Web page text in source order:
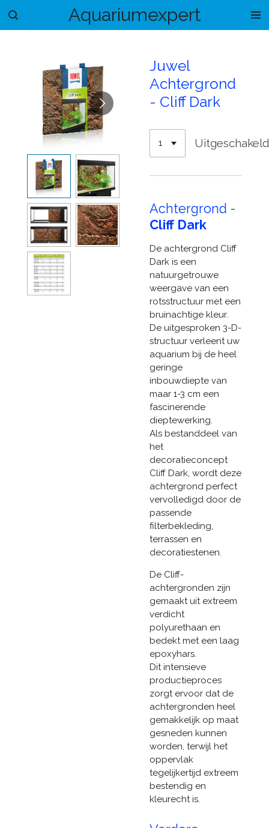
Ga
Aquariumexpert
Juwel
Achtergrond
- Cliff Dark
Achtergrond -
Cliff Dark
De achtergrond Cliff
Dark is een
natuurgetrouwe
weergave van een
rotsstructuur met een
bruinachtige kleur.
De uitgesproken 3-D-
structuur verleent uw
aquarium bij de heel
geringe
inbouwdiepte van
maar 1-3 cm een
fascinerende
dieptewerking.
Als bestanddeel van
het
decoratieconcept
Cliff Dark, wordt deze
achtergrond perfect
vervolledigd door de
passende
filterbekleding,
terrassen en
decoratiestenen.
De Cliff-
achtergronden zijn
gemaakt uit extreem
verdicht
polyurethaan en
bedekt met een laag
epoxyhars.
Dit intensieve
productieproces
zorgt ervoor dat de
achtergronden heel
gemakkelijk op maat
gesneden kunnen
worden, terwijl het
oppervlak
tegelijkertijd extreem
bestendig en
kleurecht is.